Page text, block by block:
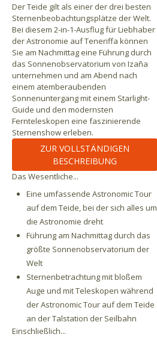
Der Teide gilt als einer der drei besten
Sternenbeobachtungsplätze der Welt.
Bei diesem 2-in-1-Ausflug für Liebhaber
der Astronomie auf Teneriffa können
Sie am Nachmittag eine Führung durch
das Sonnenobservatorium von Izaña
unternehmen und am Abend nach
einem atemberaubenden
Sonnenuntergang mit einem Starlight-
Guide und den modernsten
Fernteleskopen eine faszinierende
Sternenshow erleben.
ZUR VOLLSTÄNDIGEN
BESCHREIBUNG
Das Wesentliche...
Eine umfassende Astronomic Tour
auf dem Teide, bei der sich alles um
die Astronomie dreht
Führung am Nachmittag durch das
größte Sonnenobservatorium der
Welt
Sternenbetrachtung mit bloßem
Auge und mit Teleskopen während
der Astronomic Tour auf dem Teide
an der Talstation der Seilbahn
Einschließlich...